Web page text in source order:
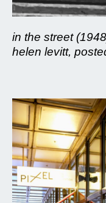
in the street
helen levitt,